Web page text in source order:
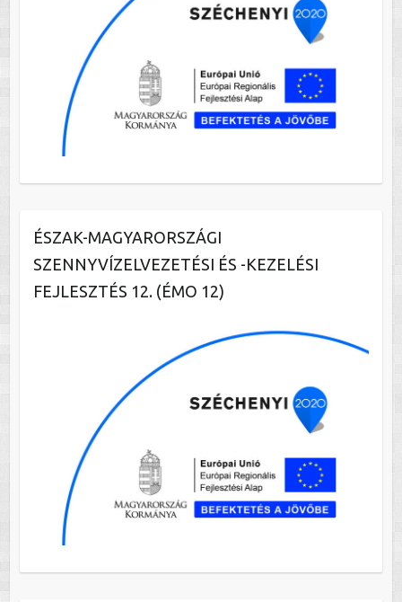
ÉSZAK-MAGYARORSZÁGI
SZENNYVÍZELVEZETÉSI ÉS -KEZELÉSI
FEJLESZTÉS 12. (ÉMO 12)